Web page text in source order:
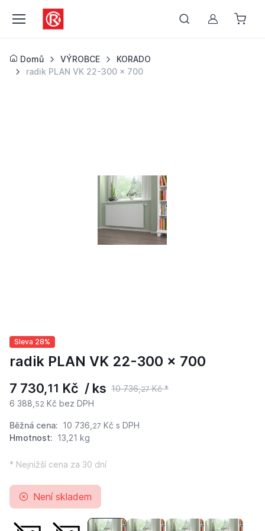
Můj účet
Domů VÝROBCE
KORADO
radik PLAN VK 22-300 x 700
Sleva 28%
radik PLAN VK 22-300 x 700
7 730,11 Kč / ks 10 736,27Kč *
6 388, 52 Kč bez DPH
Běžná cena: 10 736, 27 Kč s DPH
Hmotnost: 13,21 kg
* Nejnižší cena za 30 dní
Není skladem